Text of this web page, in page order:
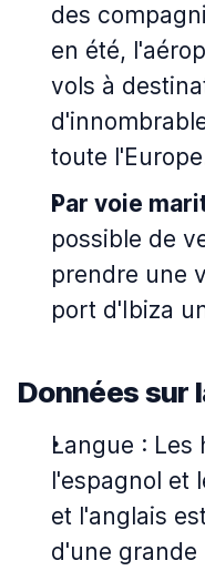
des
en été,
vols à
toute
Par voie
possible de
prendre une
port d'Ibiza
Données sur
Langue : Les
l'espagnol et
et l'anglais
d'une